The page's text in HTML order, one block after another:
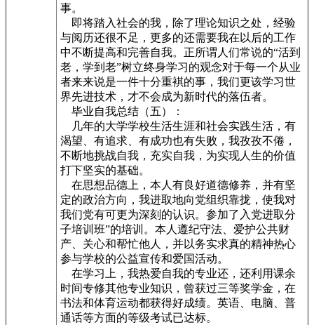
事。
即将踏入社会的我，除了理论知识之处，经验
与阅历还很不足，更多的还需要我在以后的工作
中不断提高和完善自我。正所谓人们常说的“活到
老，学到老”树立终身学习的观念对于每一个从业
者来来说是一件十分重褀的事，我们更该学习世
界先进技术，才不会成为新时代的落伍者。
毕业自我总结（五）：
几年的大学学校生活生涯和社会实践生活，有
渴望、有追求、有成功也有失败，我孜孜不倦，
不断地挑战自我，充实自我，为实现人生的价值
打下坚实的基础。
在思想品德上，本人有良好道德修养，并有坚
定的政治方向，我进取地向党组织靠拢，使我对
我们党有可更为深刻的认识。参加了入党进取分
子培训班”的培训。本人遵纪守法、爱护公共财
产、关心和帮忙他人，并以务实求真的精神热心
参与学校的公益宣传和爱国活动。
在学习上，我热爱自我的专业还，还利用课余
时间专修其他专业知识，曾获过三等奖学金，在
书法和体育运动都获得好成绩。英语、电脑、普
通话等方面的等级考试已达标。